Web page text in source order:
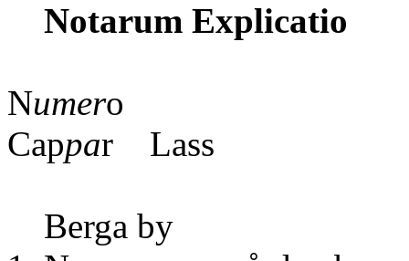
Notarum Explicatio
Numero
Cappar Lass
Berga by